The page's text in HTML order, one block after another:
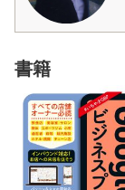
書籍